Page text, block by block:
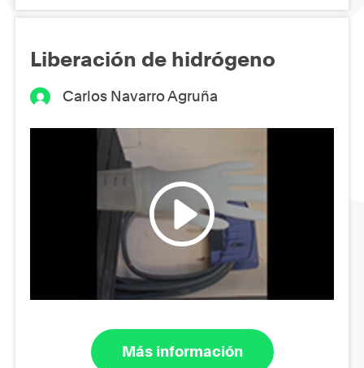
Liberación de hidrógeno
Carlos Navarro Agruña
Más información